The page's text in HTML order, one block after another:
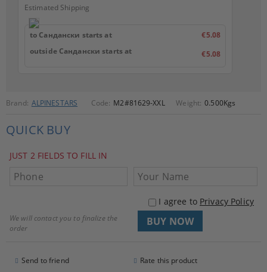
Brand: ALPINESTARS Code: M2#81629-XXL Weight: 0.500Kgs
QUICK BUY
JUST 2 FIELDS TO FILL IN
I agree to Privacy Policy
We will contact you to finalize the
order
Send to friend Rate this product
Estimated Shipping
to Сандански starts at
€5.08
outside Сандански starts at
€5.08